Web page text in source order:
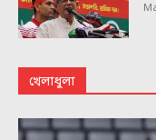
খেলাধুলা